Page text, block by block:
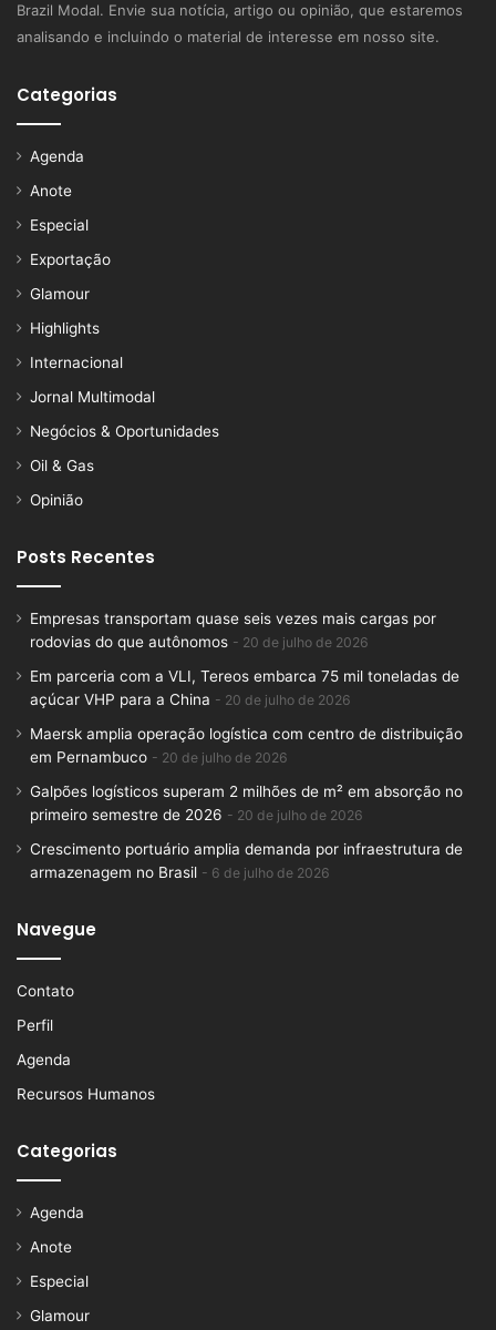
Brazil Modal. Envie sua notícia, artigo ou opinião, que estaremos
analisando e incluindo o material de interesse em nosso site.
Categorias
Agenda
Anote
Especial
Exportação
Glamour
Highlights
Internacional
Jornal Multimodal
Negócios & Oportunidades
Oil & Gas
Opinião
Posts Recentes
Empresas transportam quase seis vezes mais cargas por
rodovias do que autônomos
20 de julho de 2026
Em parceria com a VLI, Tereos embarca 75 mil toneladas de
açúcar VHP para a China
20 de julho de 2026
Maersk amplia operação logística com centro de distribuição
em Pernambuco
20 de julho de 2026
Galpões logísticos superam 2 milhões de m² em absorção no
primeiro semestre de 2026
20 de julho de 2026
Crescimento portuário amplia demanda por infraestrutura de
armazenagem no Brasil
6 de julho de 2026
Navegue
Contato
Perfil
Agenda
Recursos Humanos
Categorias
Agenda
Anote
Especial
Glamour